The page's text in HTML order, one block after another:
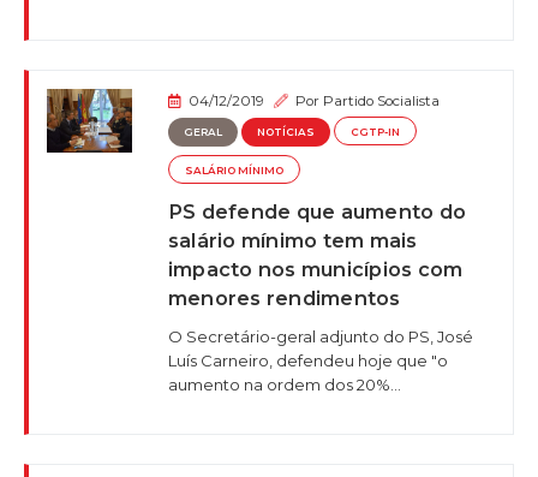
04/12/2019 Por Partido Socialista
GERAL NOTÍCIAS CGTP-IN
SALÁRIO MÍNIMO
PS defende que aumento do
salário mínimo tem mais
impacto nos municípios com
menores rendimentos
O Secretário-geral adjunto do PS, José
Luís Carneiro, defendeu hoje que "o
aumento na ordem dos 20%...